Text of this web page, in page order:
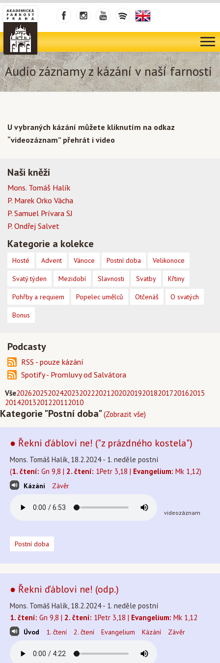
Audio záznamy z kázání v naší farnosti
Vše202620252024202320222021202020192018201720162015
20142013201220112010
Kategorie "Postní doba"(Zobrazit vše)
● Řekni ďáblovi ne! ("z prázdného kostela")
Mons. Tomáš Halík, 18.2.2024 - 1. neděle postní
(1. čtení: Gn 9,8 | 2. čtení: 1Petr 3,18 | Evangelium: Mk 1,12)
Kázání Závěr
videozáznam
Postní doba
● Řekni ďáblovi ne! (odp.)
Mons. Tomáš Halík, 18.2.2024 - 1. neděle postní
1. čtení: Gn 9,8 | 2. čtení: 1Petr 3,18 | Evangelium: Mk 1,12
Úvod 1. čtení 2. čtení Evangelium Kázání Závěr
U vybraných kázání můžete kliknutím na odkaz
“videozáznam” přehrát i video
Naši kněží
Mons. Tomáš Halík
P. Marek Orko Vácha
P. Samuel Prívara SJ
P. Ondřej Salvet
Kategorie a kolekce
Hosté Advent Vánoce Postní doba Velikonoce
Svatý týden Mezidobí Slavnosti Svatby Křtiny
Pohřby a requiem Popelec umělců Otčenáš O svatých
Bonus
Podcasty
RSS - pouze kázání
Spotify - Promluvy od Salvátora